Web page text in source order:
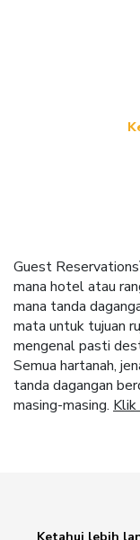
Guest
mana hotel atau
mana tanda
mata untuk tujuan
mengenal pasti
Semua hartanah,
tanda dagangan
masing-masing. Klik